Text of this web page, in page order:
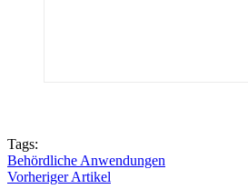
Tags:
Behördliche Anwendungen
Vorheriger Artikel